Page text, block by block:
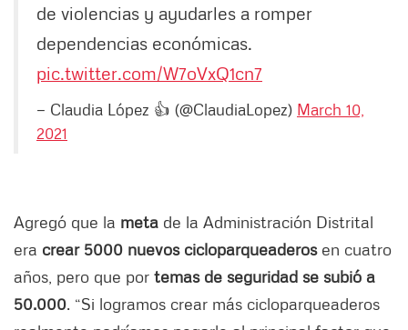
de violencias y ayudarles a romper
dependencias económicas.
pic.twitter.com/W7oVxQ1cn7
— Claudia López 👍 (@ClaudiaLopez) March 10,
2021
Agregó que la meta de la Administración Distrital
era crear 5000 nuevos cicloparqueaderos en cuatro
años, pero que por temas de seguridad se subió a
50.000. “Si logramos crear más cicloparqueaderos